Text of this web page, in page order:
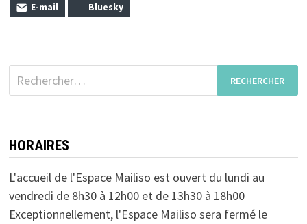
E-mail
Bluesky
Rechercher :
HORAIRES
L'accueil de l'Espace Mailiso est ouvert du lundi au
vendredi de 8h30 à 12h00 et de 13h30 à 18h00
Exceptionnellement, l'Espace Mailiso sera fermé le